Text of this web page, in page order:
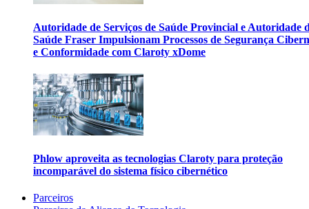
Autoridade de Serviços de Saúde Provincial e Autoridade
Saúde Fraser Impulsionam Processos de Segurança
e Conformidade com Claroty xDome
Phlow aproveita as tecnologias Claroty para proteção
incomparável do sistema físico cibernético
Parceiros